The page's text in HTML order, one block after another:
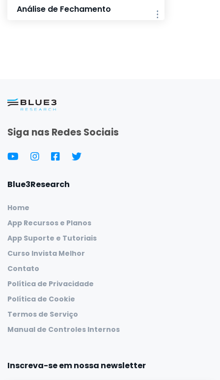
Análise de Fechamento
Siga nas Redes Sociais
Blue3Research
Home
App Recursos e Planos
App Suporte e Tutoriais
Curso Invista Melhor
Contato
Política de Privacidade
Política de Cookie
Termos de Serviço
Manual de Controles Internos
Inscreva-se em nossa newsletter